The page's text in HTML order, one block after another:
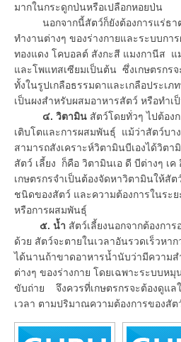
มากในกระดูกป่นหรือเปลือกหอยป่น
นอกจากนี้สัตว์ก็ยังต้องการแร่ธาตุ
ทำงานต่างๆ ของร่างกายและระบบกา
ทองแดง โคบอลต์ สังกะสี แมงกานีส แ
และโพแทสเซียมเป็นต้น ซึ่งเกษตรกร
ทั้งในรูปเกลือธรรมดาและเกลือประเ
เป็นผงสำหรับผสมอาหารสัตว์ หรือทำ
๔. วิตามิน สัตว์โดยทั่วๆ ไปต้อง
เติบโตและการผสมพันธุ์ แม้ว่าสัตว์บา
สามารถสังเคราะห์วิตามินบีเองได้วิต
สัตว์ เลี้ยง ก็คือ วิตามินเอ ดี บีต่างๆ เค
เกษตรกรจำเป็นต้องจัดหาวิตามินให้สั
ชนิดของสัตว์ และความต้องการในระย
หรือการผสมพันธุ์
๕. น้ำ สัตว์เลี้ยงนอกจากต้องกา
ด้วย สัตว์จะตายในเวลาอันรวดเร็วห
ได้นานถ้าขาดอาหารน้ำนับว่ามีความ
ต่างๆ ของร่างกาย โดยเฉพาะระบบห
ขับถ่าย จึงควรที่เกษตรกรจะต้องดูแล
เวลา ตามปริมาณความต้องการของสั